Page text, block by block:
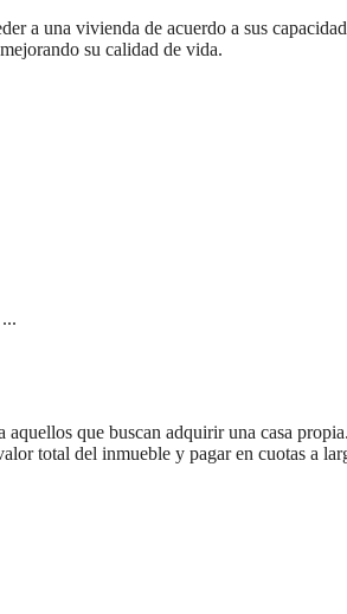
a una vivienda de acuerdo a sus
su calidad de vida.
aquellos que buscan adquirir una casa
total del inmueble y pagar en cuotas a